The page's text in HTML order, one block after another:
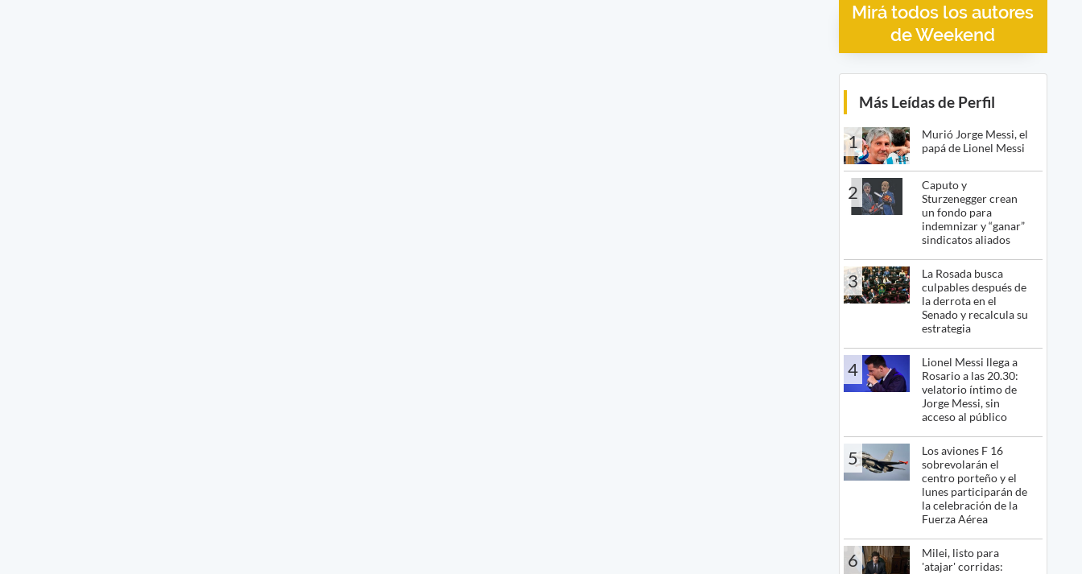
Mirá todos los autores
de Weekend
Más Leídas de Perfil
1
Murió Jorge Messi, el
papá de Lionel Messi
2
Caputo y
Sturzenegger crean
un fondo para
indemnizar y “ganar”
sindicatos aliados
3
La Rosada busca
culpables después de
la derrota en el
Senado y recalcula su
estrategia
4
Lionel Messi llega a
Rosario a las 20.30:
velatorio íntimo de
Jorge Messi, sin
acceso al público
5
Los aviones F 16
sobrevolarán el
centro porteño y el
lunes participarán de
la celebración de la
Fuerza Aérea
6
Milei, listo para
'atajar' corridas: